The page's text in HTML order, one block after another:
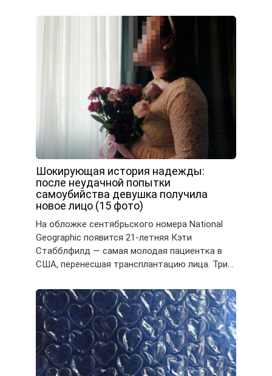
Шокирующая история надежды:
после неудачной попытки
самоубийства девушка получила
новое лицо (15 фото)
На обложке сентябрьского номера National
Geographic появится 21-летняя Кэти
Стабблфилд — самая молодая пациентка в
США, перенесшая трансплантацию лица. Три…